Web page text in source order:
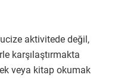
aktivitede değil,
karşılaştırmakta
veya kitap okumak